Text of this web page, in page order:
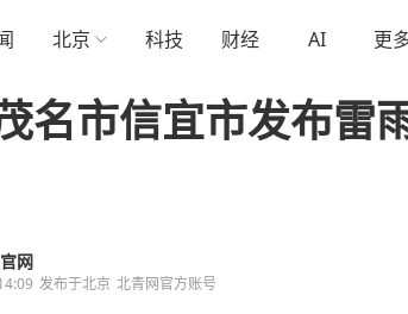
北京 科技 财经 AI 更
名市信宜市发布雷
网
发布于北京 北青网官方账号